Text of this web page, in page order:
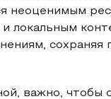
неоценимым
локальным
сохраняя
важно, чтобы